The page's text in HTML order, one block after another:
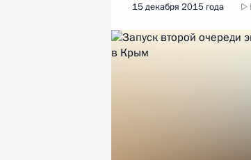
15 декабря 2015 года